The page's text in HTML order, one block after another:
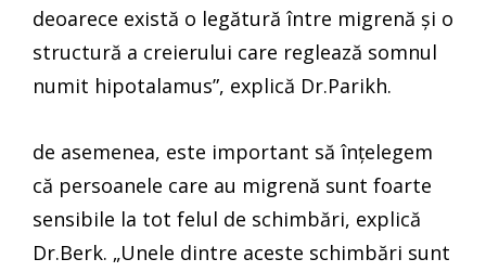
deoarece există o legătură între migrenă și o
structură a creierului care reglează somnul
numit hipotalamus”, explică Dr.Parikh.
de asemenea, este important să înțelegem
că persoanele care au migrenă sunt foarte
sensibile la tot felul de schimbări, explică
Dr.Berk. „Unele dintre aceste schimbări sunt